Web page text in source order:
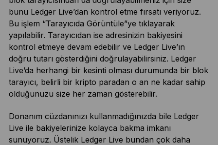
bunu Ledger Live’dan kontrol etme fırsatı veriyoruz.
Bu işlem “Tarayıcıda Görüntüle”ye tıklayarak
yapılabilir. Tarayıcıdan ise adresinizin bakiyesini
kontrol etmeye devam edebilir ve Ledger Live’ın
doğru tutarı gösterdiğini doğrulayabilirsiniz. Ledger
Live’da herhangi bir kesinti olması durumunda bir blok
tarayıcı, belirli bir kripto paradan o an ne kadar sahip
olduğunuzu size her zaman gösterebilir.
Donanım cüzdanınızı kullanmadığınızda bile Ledger
Live ile bakiyelerinize kolayca bakma imkanı
sunuyoruz. Üstelik Ledger Live bundan çok daha